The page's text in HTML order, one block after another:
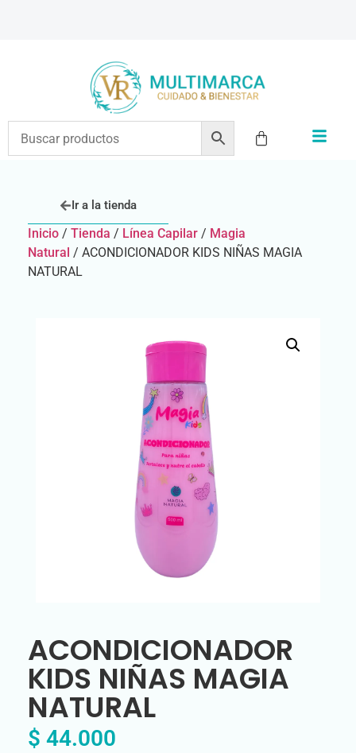
Ir a la tienda
Inicio / Tienda / Línea Capilar / Magia
Natural / ACONDICIONADOR KIDS NIÑAS MAGIA
NATURAL
ACONDICIONADOR
KIDS NIÑAS MAGIA
NATURAL
$ 44.000